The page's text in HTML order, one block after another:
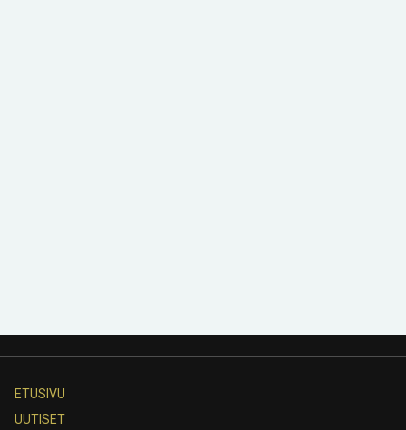
ETUSIVU
UUTISET